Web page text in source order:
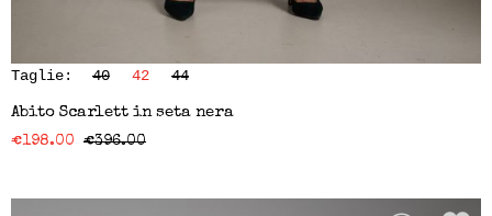
Taglie: 40 42 44
Abito Scarlett in seta nera
€198.00 €396.00